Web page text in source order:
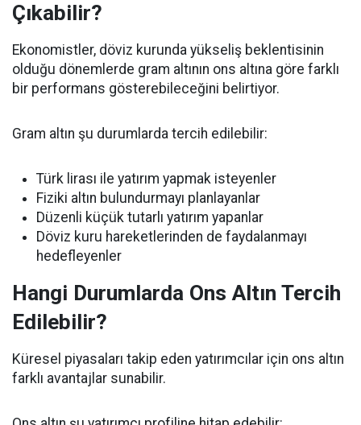
Çıkabilir?
Ekonomistler, döviz kurunda yükseliş beklentisinin
olduğu dönemlerde gram altının ons altına göre farklı
bir performans gösterebileceğini belirtiyor.
Gram altın şu durumlarda tercih edilebilir:
Türk lirası ile yatırım yapmak isteyenler
Fiziki altın bulundurmayı planlayanlar
Düzenli küçük tutarlı yatırım yapanlar
Döviz kuru hareketlerinden de faydalanmayı
hedefleyenler
Hangi Durumlarda Ons Altın Tercih
Edilebilir?
Küresel piyasaları takip eden yatırımcılar için ons altın
farklı avantajlar sunabilir.